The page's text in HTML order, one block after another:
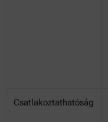
Csatlakoztathatóság